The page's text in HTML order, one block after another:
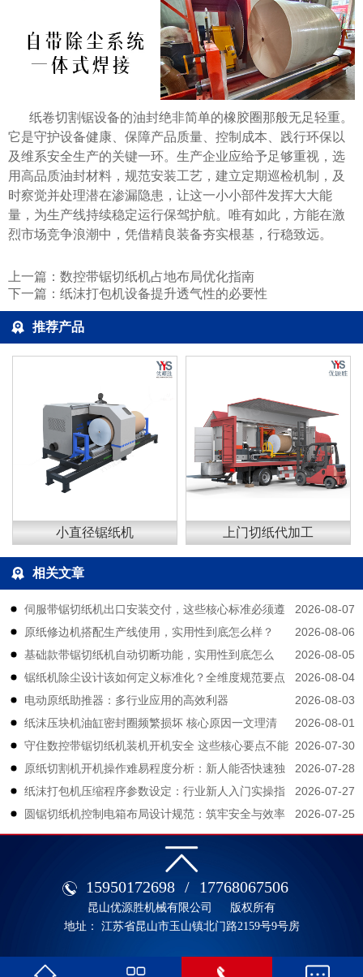
纸卷切割锯设备的油封绝非简单的橡胶圈那般无足轻重。
它是守护设备健康、保障产品质量、控制成本、践行环保以
及维系安全生产的关键一环。生产企业应给予足够重视，选
用高品质油封材料，规范安装工艺，建立定期巡检机制，及
时察觉并处理潜在渗漏隐患，让这一小小部件发挥大大能
量，为生产线持续稳定运行保驾护航。唯有如此，方能在激
烈市场竞争浪潮中，凭借精良装备夯实根基，行稳致远。
上一篇： 数控带锯切纸机占地布局优化指南
下一篇： 纸沫打包机设备提升透气性的必要性
推荐产品
小直径锯纸机 上门切纸代加工
相关文章
2026-08-07
伺服带锯切纸机出口安装交付，这些核心标准必须遵
守
2026-08-06
原纸修边机搭配生产线使用，实用性到底怎么样？
2026-08-05
基础款带锯切纸机自动切断功能，实用性到底怎么
样？
2026-08-04
锯纸机除尘设计该如何定义标准化？全维度规范要点
拆解
2026-08-03
电动原纸助推器：多行业应用的高效利器
2026-08-01
纸沫压块机油缸密封圈频繁损坏 核心原因一文理清
2026-07-30
守住数控带锯切纸机装机开机安全 这些核心要点不能
大意
2026-07-28
原纸切割机开机操作难易程度分析：新人能否快速独
立上手？
2026-07-27
纸沫打包机压缩程序参数设定：行业新人入门实操指
南
2026-07-25
圆锯切纸机控制电箱布局设计规范：筑牢安全与效率
的生产根基
15950172698 / 17768067506
昆山优源胜机械有限公司
版权所有
地址： 江苏省昆山市玉山镇北门路2159号9号房